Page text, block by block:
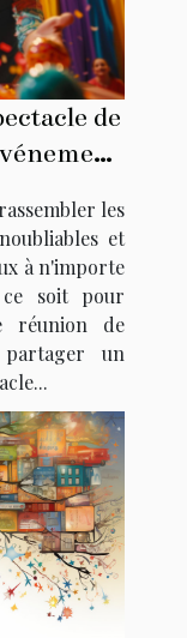
de
les
et
à n'importe
ce soit pour
réunion de
un